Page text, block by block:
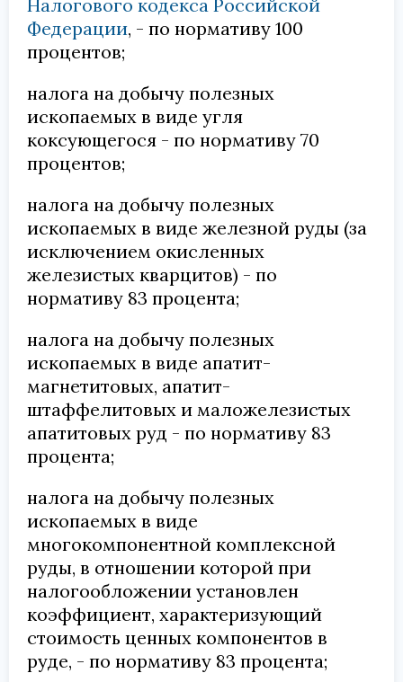
Налогового кодекса Российской
Федерации, - по нормативу 100
процентов;
налога на добычу полезных
ископаемых в виде угля
коксующегося - по нормативу 70
процентов;
налога на добычу полезных
ископаемых в виде железной руды (за
исключением окисленных
железистых кварцитов) - по
нормативу 83 процента;
налога на добычу полезных
ископаемых в виде апатит-
магнетитовых, апатит-
штаффелитовых и маложелезистых
апатитовых руд - по нормативу 83
процента;
налога на добычу полезных
ископаемых в виде
многокомпонентной комплексной
руды, в отношении которой при
налогообложении установлен
коэффициент, характеризующий
стоимость ценных компонентов в
руде, - по нормативу 83 процента;